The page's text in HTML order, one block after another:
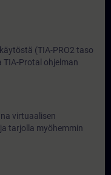
(TIA-PRO2 taso
Protal ohjelman
virtuaalisen
tarjolla myöhemmin